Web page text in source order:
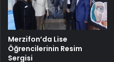
Merzifon’da Lise
Öğrencilerinin Resim
Sergisi